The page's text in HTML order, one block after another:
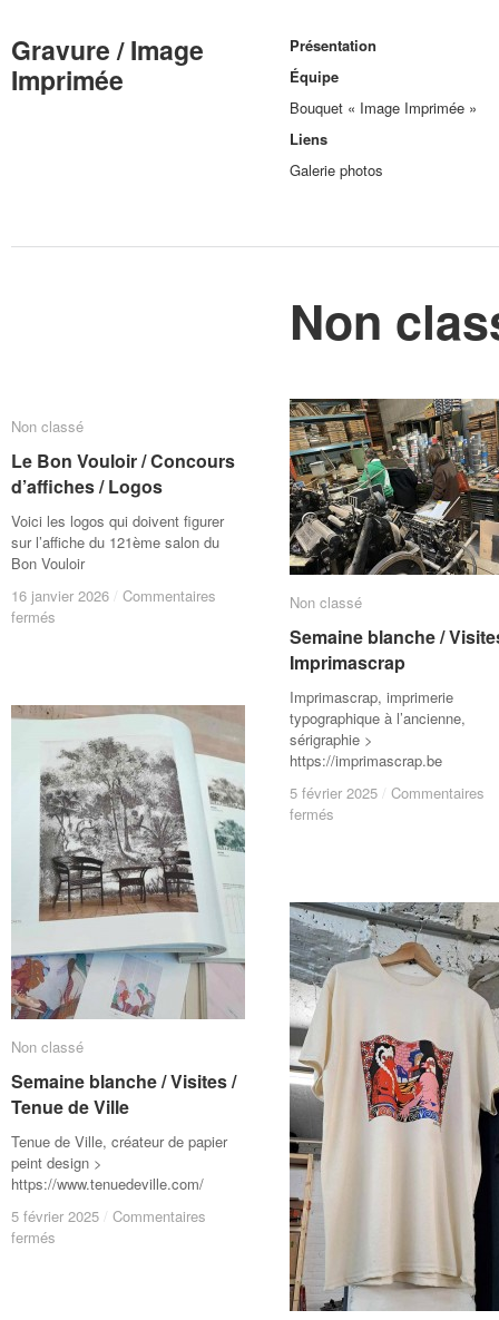
Gravure / Image
Imprimée
Présentation
Équipe
Bouquet « Image Imprimée »
Liens
Galerie photos
Non
Non classé
Le Bon Vouloir / Concours
d’affiches / Logos
Voici les logos qui doivent figurer
sur l’affiche du 121ème salon du
Bon Vouloir
16 janvier 2026 / Commentaires
fermés
/
Concours
d’affiches
/
Logos
Non classé
Le Bon Vouloir / Concours
d’affiches / Logos
16 janvier 2026 / Commentaires
fermés
/
Concours
d’affiches
/
Logos
Non classé
Semaine blanche /
Imprimascrap
Imprimascrap, imprimerie
typographique à l’ancienne,
sérigraphie >
https://imprimascrap.be
5 février 2025 / Commentaires
fermés
Visites
/
Imprimascrap
Non classé
Semaine blanche /
Imprimascrap
5 février 2025 / Commentaires
fermés
Visites
/
Imprimascrap
Non classé
Semaine blanche / Visites /
Tenue de Ville
Tenue de Ville, créateur de papier
peint design >
https://www.tenuedeville.com/
5 février 2025 / Commentaires
fermés
Non classé
Semaine blanche / Visites /
Tenue de Ville
5 février 2025 / Commentaires
fermés